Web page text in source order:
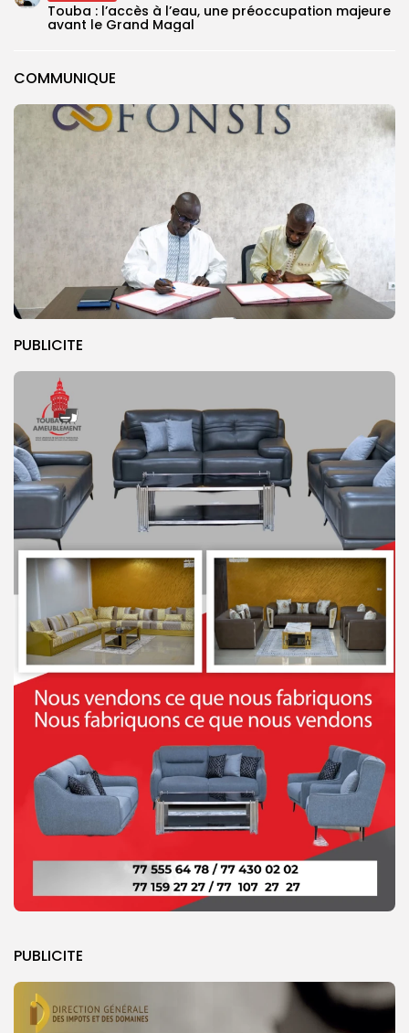
COMMUNIQUE
PUBLICITE
PUBLICITE
Touba : l’accès à l’eau, une préoccupation majeure
avant le Grand Magal